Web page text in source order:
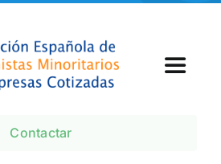
Toggle
Contactar